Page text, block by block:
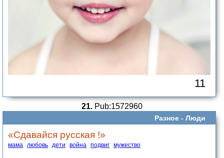
11
21. Pub:1572960
Разное - Люди
«Сдaвайся русская !»
мама любовь дети война подвиг мужество